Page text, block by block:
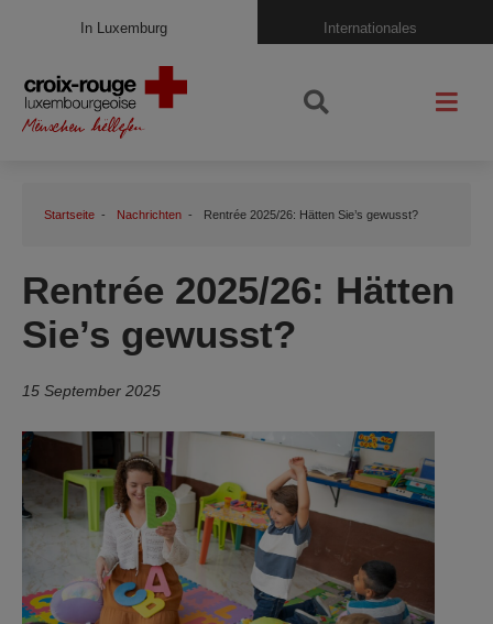
In Luxemburg Internationales
Startseite Nachrichten Rentrée 2025/26: Hätten Sie’s gewusst?
Rentrée 2025/26: Hätten
Sie’s gewusst?
15 September 2025